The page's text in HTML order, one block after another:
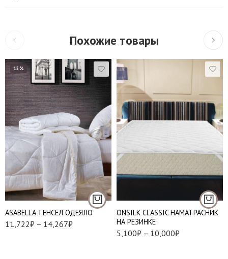
Похожие товары
15%
АSABELLA ТЕНСЕЛ ОДЕЯЛО
11,722₽ – 14,267₽
145*205 см
160*220 см
200*220 см
ONSILK CLASSIC НАМАТРАСНИК
НА РЕЗИНКЕ
5,100₽ – 10,000₽
140*200 см
160*200 см